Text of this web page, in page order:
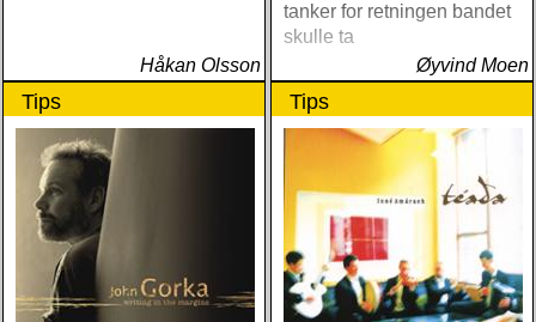
Håkan Olsson
tanker for retningen bandet
skulle ta
Øyvind Moen
Tips Tips